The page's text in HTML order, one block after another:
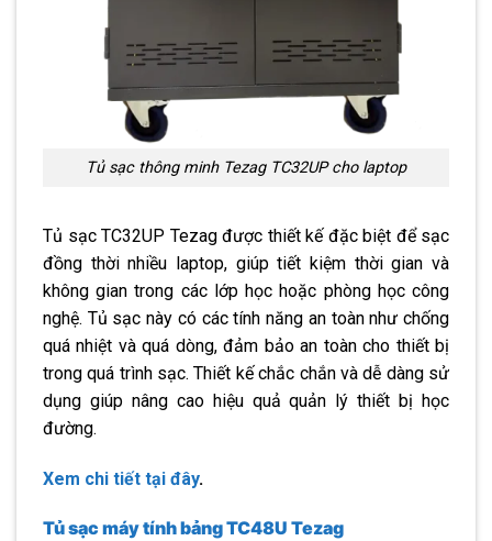
Tủ sạc thông minh Tezag TC32UP cho laptop
Tủ sạc TC32UP Tezag được thiết kế đặc biệt để sạc
đồng thời nhiều laptop, giúp tiết kiệm thời gian và
không gian trong các lớp học hoặc phòng học công
nghệ. Tủ sạc này có các tính năng an toàn như chống
quá nhiệt và quá dòng, đảm bảo an toàn cho thiết bị
trong quá trình sạc. Thiết kế chắc chắn và dễ dàng sử
dụng giúp nâng cao hiệu quả quản lý thiết bị học
đường.
Xem chi tiết tại đây.
Tủ sạc máy tính bảng TC48U Tezag